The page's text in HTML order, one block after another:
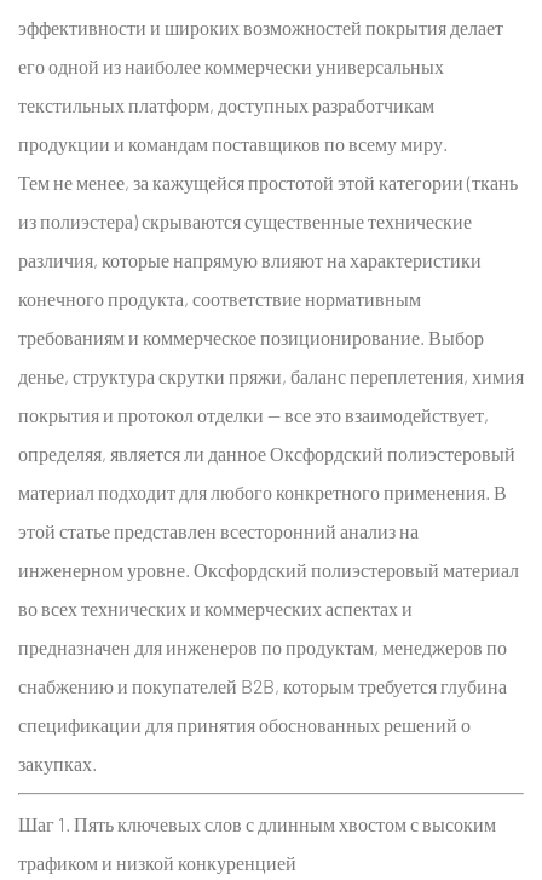
трафиком
низкой
конкуренцией
2
Раздел
волокон
и
пряжи
в
Оксфордский
материал
2.1
1.1
Типы
полиэфирных
их
роль
в
характеристиках
ткани
Оксфорд
эффективности и широких возможностей покрытия делает
его одной из наиболее коммерчески универсальных
текстильных платформ, доступных разработчикам
продукции и командам поставщиков по всему миру.
Тем не менее, за кажущейся простотой этой категории (ткань
из полиэстера) скрываются существенные технические
различия, которые напрямую влияют на характеристики
конечного продукта, соответствие нормативным
требованиям и коммерческое позиционирование. Выбор
денье, структура скрутки пряжи, баланс переплетения, химия
покрытия и протокол отделки — все это взаимодействует,
определяя, является ли данноеОксфордский полиэстеровый
материалподходит для любого конкретного применения. В
этой статье представлен всесторонний анализ на
инженерном уровне. Оксфордский полиэстеровый материал
во всех технических и коммерческих аспектах и
предназначен для инженеров по продуктам, менеджеров по
снабжению и покупателей B2B, которым требуется глубина
спецификации для принятия обоснованных решений о
закупках.
Шаг 1. Пять ключевых слов с длинным хвостом с высоким
трафиком и низкой конкуренцией